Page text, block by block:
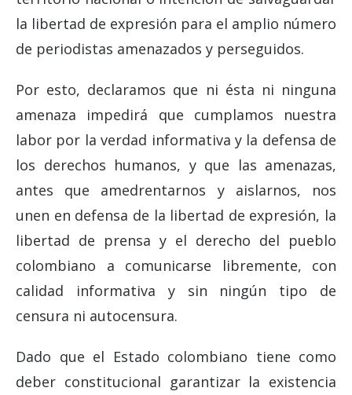
la libertad de expresión para el amplio número
de periodistas amenazados y perseguidos.
Por esto, declaramos que ni ésta ni ninguna
amenaza impedirá que cumplamos nuestra
labor por la verdad informativa y la defensa de
los derechos humanos, y que las amenazas,
antes que amedrentarnos y aislarnos, nos
unen en defensa de la libertad de expresión, la
libertad de prensa y el derecho del pueblo
colombiano a comunicarse libremente, con
calidad informativa y sin ningún tipo de
censura ni autocensura.
Dado que el Estado colombiano tiene como
deber constitucional garantizar la existencia